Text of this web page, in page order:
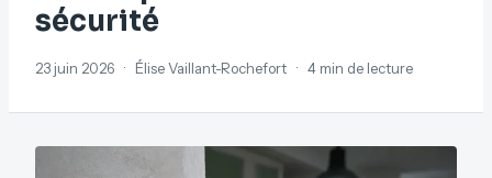
sécurité
23 juin 2026 · Élise Vaillant-Rochefort · 4 min de lecture